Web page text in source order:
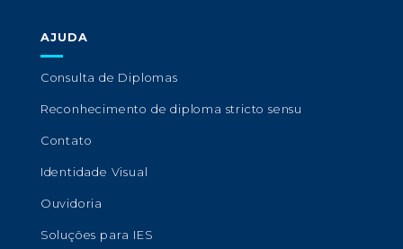
AJUDA
Consulta de Diplomas
Reconhecimento de diploma stricto sensu
Contato
Identidade Visual
Ouvidoria
Soluções para IES